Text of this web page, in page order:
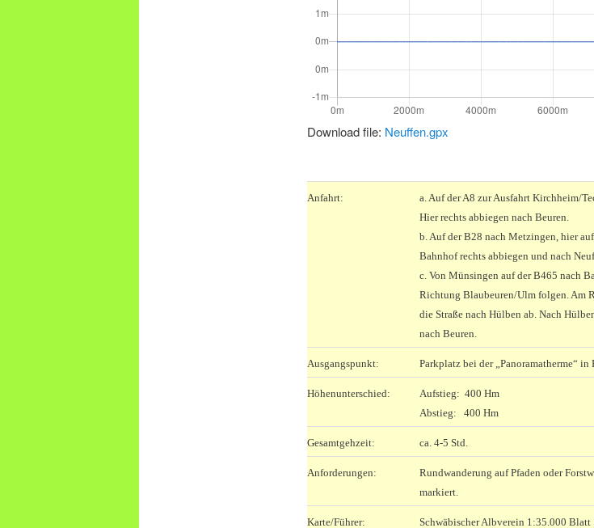
Download file: Neuffen.gpx
Anfahrt:
a. Auf der A8 zur Ausfahrt Kirchheim/
Hier rechts abbiegen nach Beuren.
b. Auf der B28 nach Metzingen, hier
Bahnhof rechts abbiegen und nach
c. Von Münsingen auf der B465 nach
Richtung Blaubeuren/Ulm folgen. Am
die Straße nach Hülben ab. Nach
nach Beuren.
Ausgangspunkt: Parkplatz bei der „Panoramatherme“ in
Höhenunterschied:
Aufstieg: 400 Hm
Abstieg: 400 Hm
Gesamtgehzeit: ca. 4-5 Std.
Anforderungen:
Rundwanderung auf Pfaden oder
markiert.
Karte/Führer: Schwäbischer Albverein 1:35.000